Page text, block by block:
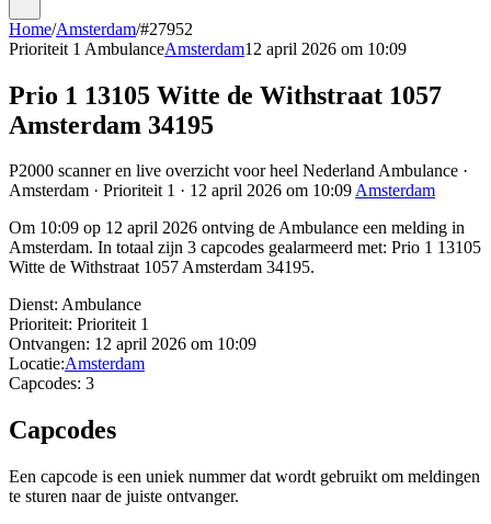
Home/Amsterdam/#27952
Prioriteit 1 AmbulanceAmsterdam12 april 2026 om 10:09
Prio 1 13105 Witte de Withstraat 1057
Amsterdam 34195
P2000 scanner en live overzicht voor heel Nederland Ambulance ·
Amsterdam · Prioriteit 1 · 12 april 2026 om 10:09Amsterdam
Om 10:09 op 12 april 2026 ontving de Ambulance een melding in
Amsterdam. In totaal zijn 3 capcodes gealarmeerd met: Prio 1 13105
Witte de Withstraat 1057 Amsterdam 34195.
Dienst: Ambulance
Prioriteit: Prioriteit 1
Ontvangen: 12 april 2026 om 10:09
Locatie:Amsterdam
Capcodes: 3
Capcodes
Een capcode is een uniek nummer dat wordt gebruikt om meldingen
te sturen naar de juiste ontvanger.